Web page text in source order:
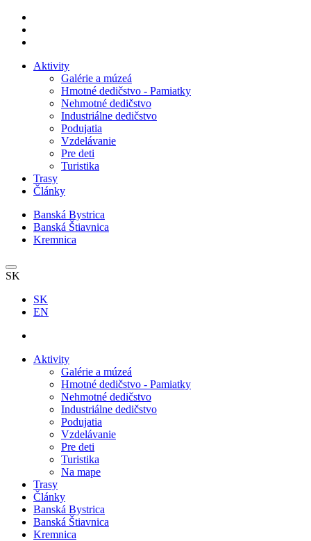
Aktivity
Galérie a múzeá
Hmotné dedičstvo - Pamiatky
Nehmotné dedičstvo
Industriálne dedičstvo
Podujatia
Vzdelávanie
Pre deti
Turistika
Trasy
Články
Banská Bystrica
Banská Štiavnica
Kremnica
SK
SK
EN
Aktivity
Galérie a múzeá
Hmotné dedičstvo - Pamiatky
Nehmotné dedičstvo
Industriálne dedičstvo
Podujatia
Vzdelávanie
Pre deti
Turistika
Na mape
Trasy
Články
Banská Bystrica
Banská Štiavnica
Kremnica